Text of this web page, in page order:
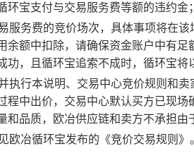
环宝支付与交易服务费等额的违约
服务费的竞价场次，具体事项将在
余额中扣除，请确保资金账户中有
功，且循环宝追索不成时，循环宝将
执行本说明、交易中心竞价规则和
程中出价，交易中心默认买方已现
和品质，欧冶供应链和卖方不承担由
欧冶循环宝发布的《竞价交易规则》